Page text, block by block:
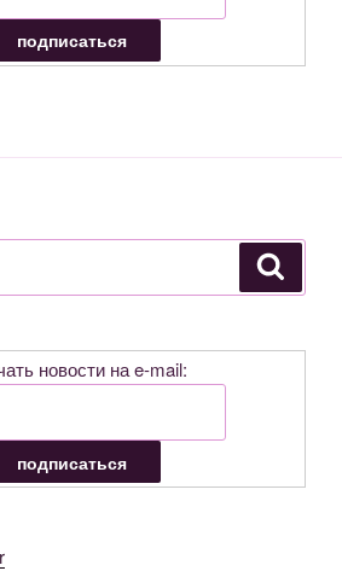
новости на e-mail: